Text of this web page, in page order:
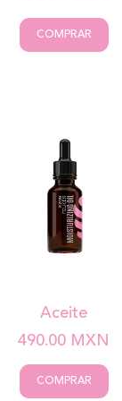
COMPRAR
Aceite
490.00 MXN
COMPRAR